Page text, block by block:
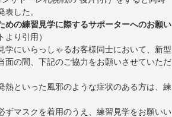
した。
の練習見学に際するサポーターへのお願い
り引用）
にいらっしゃるお客様同士において、新型
面の間、下記のご協力をお願いさせていただ
といった風邪のような症状のある方は、練
マスクを着用のうえ、練習見学をお願いい